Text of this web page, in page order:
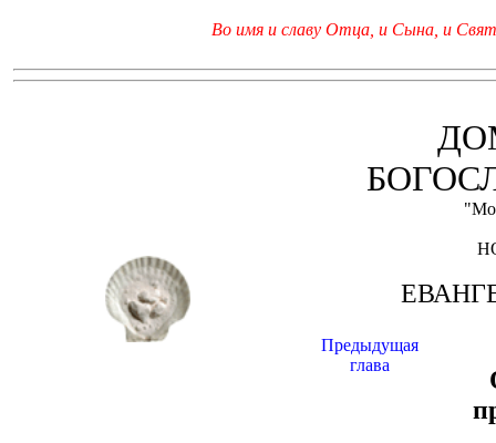
Во имя и славу Отца, и Сына, и
Предыдущая
глава